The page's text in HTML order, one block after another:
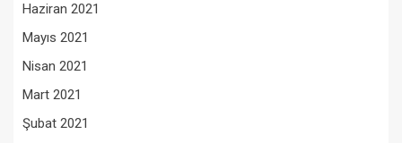
Haziran 2021
Mayıs 2021
Nisan 2021
Mart 2021
Şubat 2021